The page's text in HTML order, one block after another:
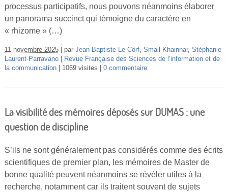
processus participatifs, nous pouvons néanmoins élaborer
un panorama succinct qui témoigne du caractère en
« rhizome » (…)
11 novembre 2025 par Jean-Baptiste Le Corf, Smail Khainnar, Stéphanie
Laurent-Parravano
Revue Française des Sciences de l’information et de
la communication
1069 visites 0 commentaire
La visibilité des mémoires déposés sur DUMAS : une
question de discipline
S’ils ne sont généralement pas considérés comme des écrits
scientifiques de premier plan, les mémoires de Master de
bonne qualité peuvent néanmoins se révéler utiles à la
recherche, notamment car ils traitent souvent de sujets